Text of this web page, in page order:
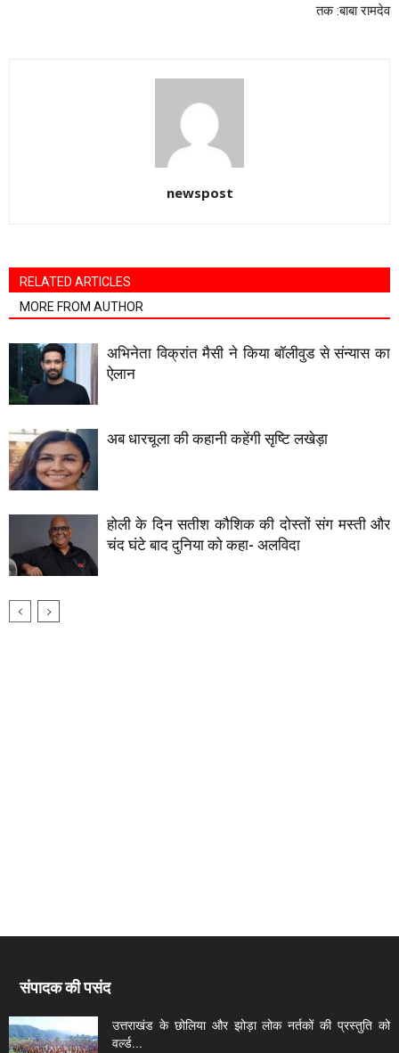
तक :बाबा रामदेव
newspost
RELATED ARTICLES
MORE FROM AUTHOR
अभिनेता विक्रांत मैसी ने किया बॉलीवुड से संन्यास का
ऐलान
अब धारचूला की कहानी कहेंगी सृष्टि लखेड़ा
होली के दिन सतीश कौशिक की दोस्तों संग मस्ती और
चंद घंटे बाद दुनिया को कहा- अलविदा
संपादक की पसंद
उत्तराखंड के छोलिया और झोड़ा लोक नर्तकों की प्रस्तुति को
वर्ल्ड...